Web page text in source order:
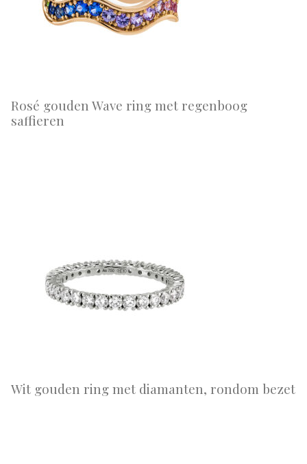
Rosé gouden Wave ring met regenboog
saffieren
Wit gouden ring met diamanten, rondom bezet